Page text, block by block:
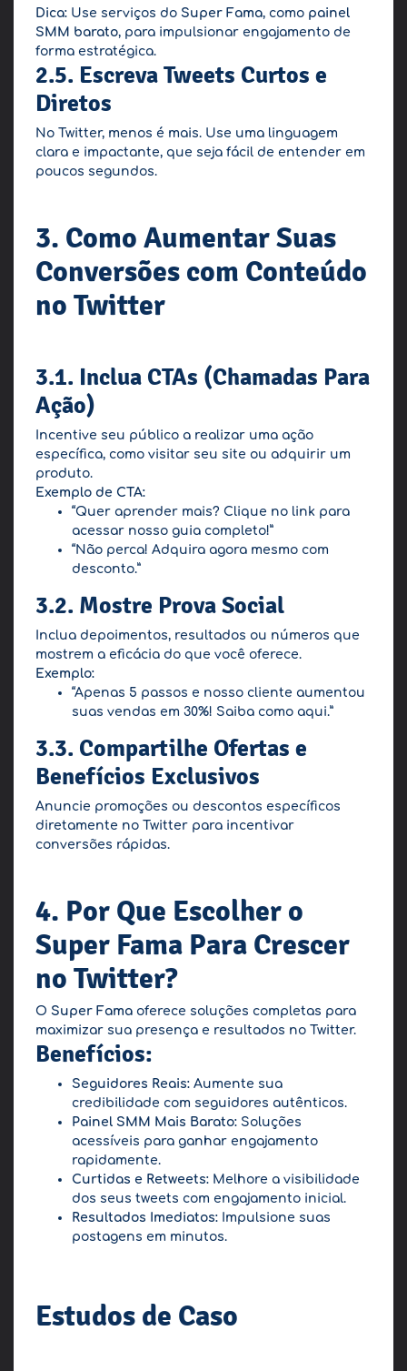
Dica: Use serviços do Super Fama, como painel
SMM barato, para impulsionar engajamento de
forma estratégica.
2.5. Escreva Tweets Curtos e
Diretos
No Twitter, menos é mais. Use uma linguagem
clara e impactante, que seja fácil de entender em
poucos segundos.
3. Como Aumentar Suas
Conversões com Conteúdo
no Twitter
3.1. Inclua CTAs (Chamadas Para
Ação)
Incentive seu público a realizar uma ação
específica, como visitar seu site ou adquirir um
produto.
Exemplo de CTA:
“Quer aprender mais? Clique no link para
acessar nosso guia completo!”
“Não perca! Adquira agora mesmo com
desconto.”
3.2. Mostre Prova Social
Inclua depoimentos, resultados ou números que
mostrem a eficácia do que você oferece.
Exemplo:
“Apenas 5 passos e nosso cliente aumentou
suas vendas em 30%! Saiba como aqui.”
3.3. Compartilhe Ofertas e
Benefícios Exclusivos
Anuncie promoções ou descontos específicos
diretamente no Twitter para incentivar
conversões rápidas.
4. Por Que Escolher o
Super Fama Para Crescer
no Twitter?
O Super Fama oferece soluções completas para
maximizar sua presença e resultados no Twitter.
Benefícios:
Seguidores Reais: Aumente sua
credibilidade com seguidores autênticos.
Painel SMM Mais Barato: Soluções
acessíveis para ganhar engajamento
rapidamente.
Curtidas e Retweets: Melhore a visibilidade
dos seus tweets com engajamento inicial.
Resultados Imediatos: Impulsione suas
postagens em minutos.
Estudos de Caso